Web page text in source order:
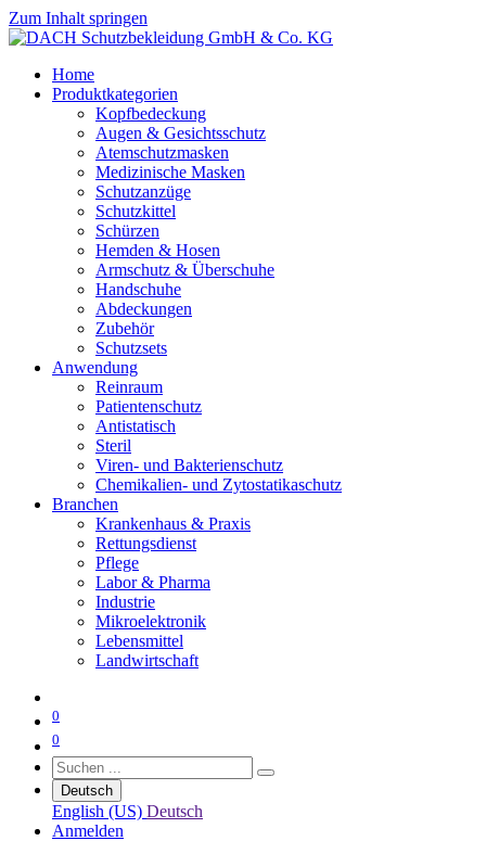
Zum Inhalt springen
Home
Produktkategorien
Kopfbedeckung
Augen & Gesichtsschutz
Atemschutzmasken
Medizinische Masken
Schutzanzüge
Schutzkittel
Schürzen
Hemden & Hosen
Armschutz & Überschuhe
Handschuhe
Abdeckungen
Zubehör
Schutzsets
Anwendung
Reinraum
Patientenschutz
Antistatisch
Steril
Viren- und Bakterienschutz
Chemikalien- und Zytostatikaschutz
Branchen
Krankenhaus & Praxis
Rettungsdienst
Pflege
Labor & Pharma
Industrie
Mikroelektronik
Lebensmittel
Landwirtschaft
0
0
Deutsch
English (US) Deutsch
Anmelden